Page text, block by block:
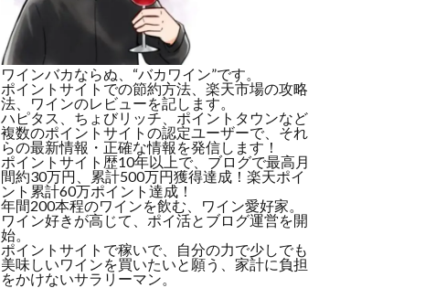
ワインバカならぬ、“バカワイン”です。
ポイントサイトでの節約方法、楽天市場の攻略
法、ワインのレビューを記します。
ハピタス、ちょびリッチ、ポイントタウンなど
複数のポイントサイトの認定ユーザーで、それ
らの最新情報・正確な情報を発信します！
ポイントサイト歴10年以上で、ブログで最高月
間約30万円、累計500万円獲得達成！楽天ポイ
ント累計60万ポイント達成！
年間200本程のワインを飲む、ワイン愛好家。
ワイン好きが高じて、ポイ活とブログ運営を開
始。
ポイントサイトで稼いで、自分の力で少しでも
美味しいワインを買いたいと願う、家計に負担
をかけないサラリーマン。